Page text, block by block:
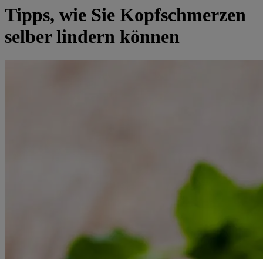
Tipps, wie Sie Kopfschmerzen
selber lindern können